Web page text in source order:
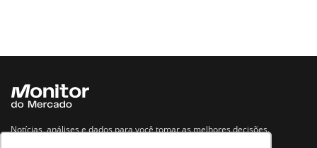
Notícias, análises e dados para você tomar as melhores decisões.